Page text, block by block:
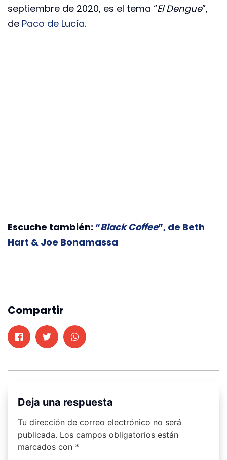
septiembre de 2020, es el tema “El Dengue”,
de Paco de Lucía.
Escuche también: “Black Coffee”, de Beth
Hart & Joe Bonamassa
Compartir
Deja una respuesta
Tu dirección de correo electrónico no será
publicada. Los campos obligatorios están
marcados con *